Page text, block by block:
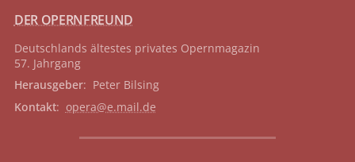
DER OPERNFREUND
Deutschlands ältestes privates Opernmagazin
57. Jahrgang
Herausgeber: Peter Bilsing
Kontakt: opera@e.mail.de